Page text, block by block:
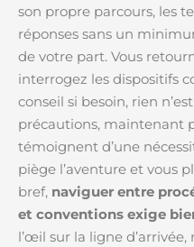
son propre parcours, les
réponses sans un
de votre part. Vous
interrogez les dispositifs
conseil si besoin, rien
précautions, maintenant
témoignent d’une
piège l’aventure et vous
bref, naviguer entre
et conventions exige
l’œil sur la ligne d’arrivée,